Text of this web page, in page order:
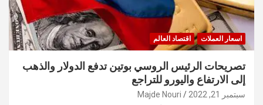
اسعار العملات اقتصاد العالم
تصريحات الرئيس الروسي بوتين تدفع الدولار والذهب
إلى الارتفاع واليورو للتراجع
سبتمبر 21, 2022 Majde Nouri